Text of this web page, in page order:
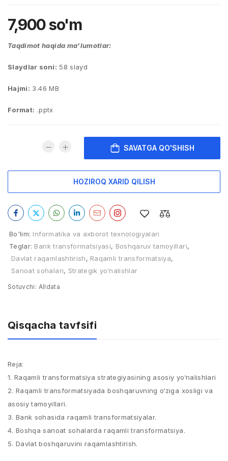
7,900so'm
Taqdimot haqida ma’lumotlar:
Slaydlar soni: 58 slayd
Hajmi: 3.46 MB
Format: .pptx
SAVATGA QO'SHISH
HOZIROQ XARID QILISH
Bo'lim: Informatika va axborot texnologiyalari
Teglar: Bank transformatsiyasi, Boshqaruv tamoyillari,
Davlat raqamlashtirish, Raqamli transformatsiya,
Sanoat sohalari, Strategik yo‘nalishlar
Sotuvchi: Alldata
Qisqacha tavfsifi
Reja:
1. Raqamli transformatsiya strategiyasining asosiy yo‘nalishlari​
2. Raqamli transformatsiyada boshqaruvning o‘ziga xosligi va
asosiy tamoyillari. ​
3. Bank sohasida raqamli transformatsiyalar. ​
4. Boshqa sanoat sohalarda raqamli transformatsiya. ​
5. Davlat boshqaruvini raqamlashtirish.